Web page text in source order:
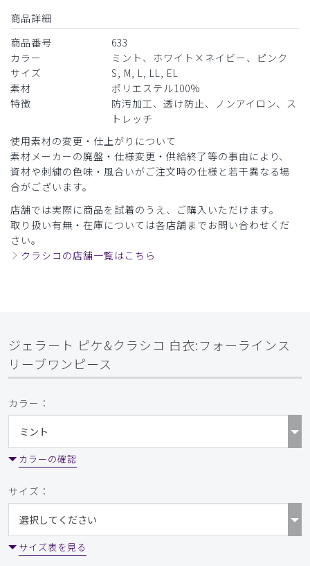
商品詳細
商品番号
633
カラー
ミント、ホワイト×ネイビー、ピンク
サイズ
S, M, L, LL, EL
素材
ポリエステル100%
特徴
防汚加工、透け防止、ノンアイロン、ス
トレッチ
使用素材の変更・仕上がりについて
素材メーカーの廃盤・仕様変更・供給終了等の事由により、
資材や刺繍の色味・風合いがご注文時の仕様と若干異なる場
合がございます。
店舗では実際に商品を試着のうえ、ご購入いただけます。
取り扱い有無・在庫については各店舗までお問い合わせくだ
さい。
クラシコの店舗一覧はこちら
ジェラート ピケ&クラシコ 白衣:フォーラインス
リーブワンピース
カラー：
カラーの確認
サイズ：
サイズ表を見る